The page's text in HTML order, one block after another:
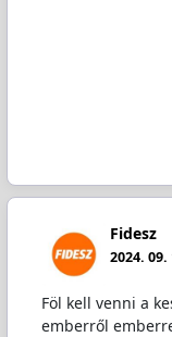
Fidesz
2024. 09.
Föl kell venni a
emberről